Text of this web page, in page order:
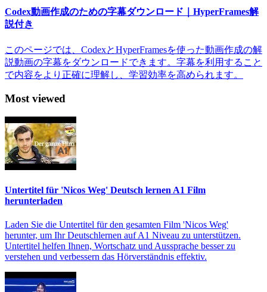
Codex動画作成のための字幕ダウンロード｜HyperFrames解
説付き
このページでは、CodexとHyperFramesを使った動画作成の解
説動画の字幕をダウンロードできます。字幕を利用すること
で内容をより正確に理解し、学習効率を高められます。
Most viewed
Untertitel für 'Nicos Weg' Deutsch lernen A1 Film
herunterladen
Laden Sie die Untertitel für den gesamten Film 'Nicos Weg'
herunter, um Ihr Deutschlernen auf A1 Niveau zu unterstützen.
Untertitel helfen Ihnen, Wortschatz und Aussprache besser zu
verstehen und verbessern das Hörverständnis effektiv.